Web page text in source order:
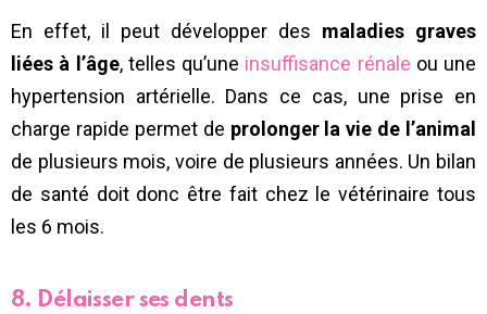
En effet, il peut développer des maladies graves
liées à l’âge, telles qu’une insuffisance rénale ou une
hypertension artérielle. Dans ce cas, une prise en
charge rapide permet de prolonger la vie de l’animal
de plusieurs mois, voire de plusieurs années. Un bilan
de santé doit donc être fait chez le vétérinaire tous
les 6 mois.
8. Délaisser ses dents